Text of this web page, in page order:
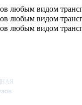
любым видом
любым видом
любым видом